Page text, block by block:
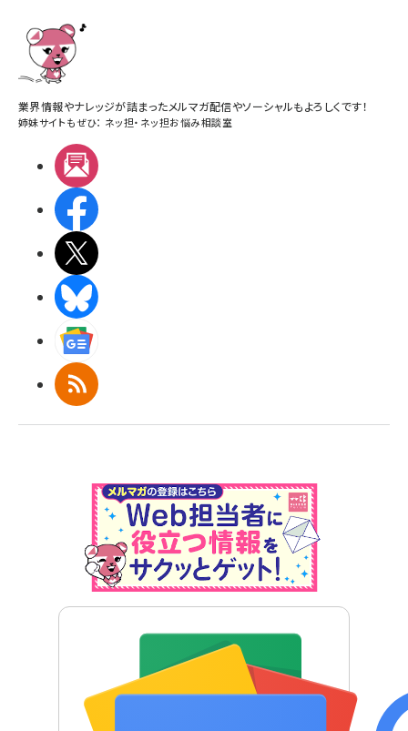
業界情報やナレッジが詰まったメルマガ配信やソーシャルもよろしくです！
姉妹サイトもぜひ： ネッ担・ ネッ担お悩み相談室
RSS